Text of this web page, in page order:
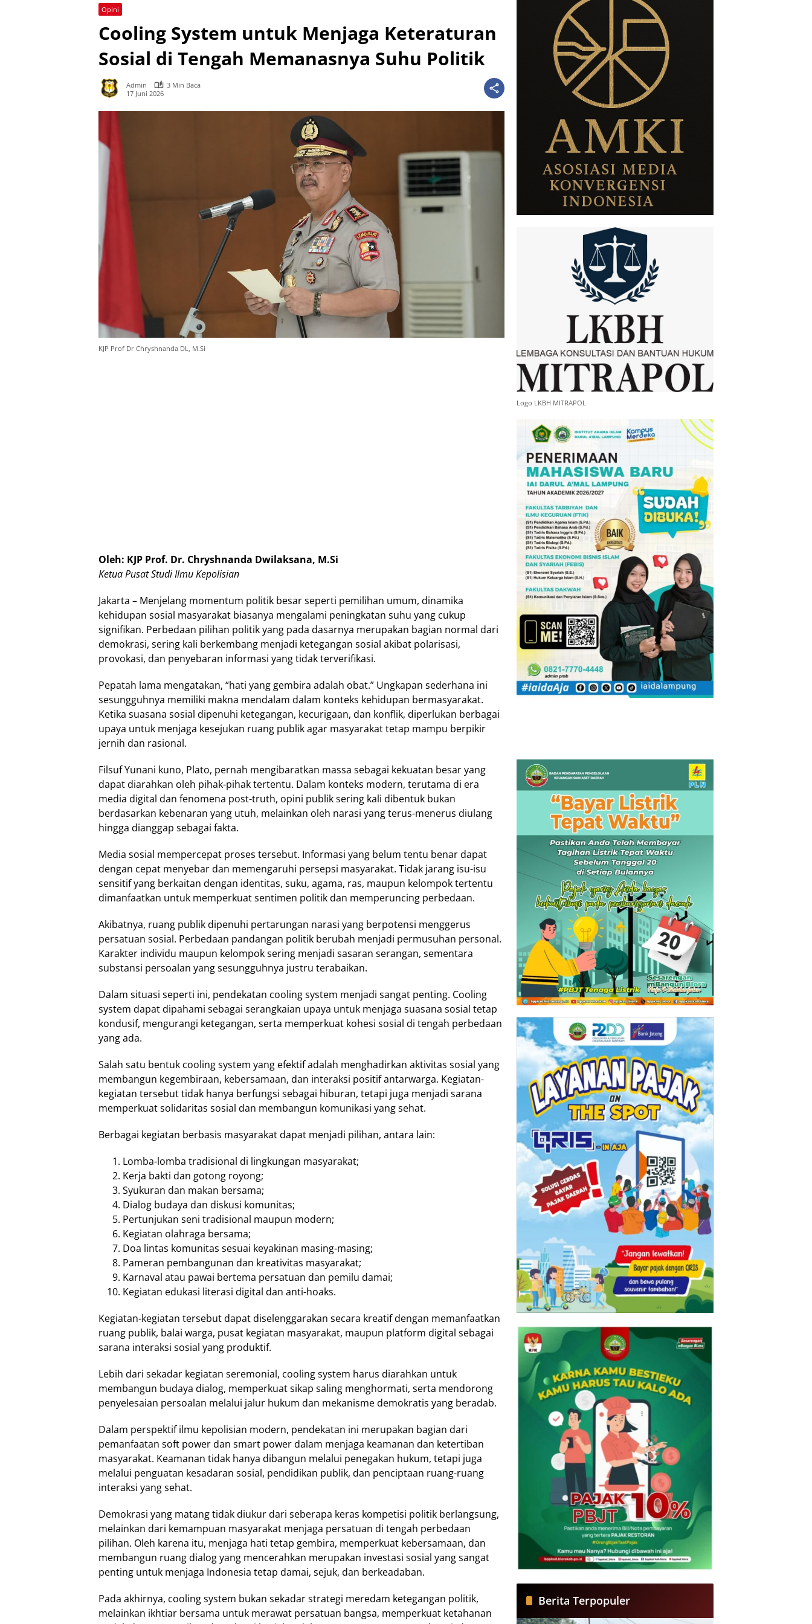
Opini
Cooling System untuk Menjaga Keteraturan
Sosial di Tengah Memanasnya Suhu Politik
Admin
3 Min Baca
17 Juni 2026
KJP Prof Dr Chryshnanda DL, M.Si
Oleh: KJP Prof. Dr. Chryshnanda Dwilaksana, M.Si
Ketua Pusat Studi Ilmu Kepolisian
Jakarta – Menjelang momentum politik besar seperti pemilihan umum, dinamika
kehidupan sosial masyarakat biasanya mengalami peningkatan suhu yang cukup
signifikan. Perbedaan pilihan politik yang pada dasarnya merupakan bagian normal dari
demokrasi, sering kali berkembang menjadi ketegangan sosial akibat polarisasi,
provokasi, dan penyebaran informasi yang tidak terverifikasi.
Pepatah lama mengatakan, “hati yang gembira adalah obat.” Ungkapan sederhana ini
sesungguhnya memiliki makna mendalam dalam konteks kehidupan bermasyarakat.
Ketika suasana sosial dipenuhi ketegangan, kecurigaan, dan konflik, diperlukan berbagai
upaya untuk menjaga kesejukan ruang publik agar masyarakat tetap mampu berpikir
jernih dan rasional.
Filsuf Yunani kuno, Plato, pernah mengibaratkan massa sebagai kekuatan besar yang
dapat diarahkan oleh pihak-pihak tertentu. Dalam konteks modern, terutama di era
media digital dan fenomena post-truth, opini publik sering kali dibentuk bukan
berdasarkan kebenaran yang utuh, melainkan oleh narasi yang terus-menerus diulang
hingga dianggap sebagai fakta.
Media sosial mempercepat proses tersebut. Informasi yang belum tentu benar dapat
dengan cepat menyebar dan memengaruhi persepsi masyarakat. Tidak jarang isu-isu
sensitif yang berkaitan dengan identitas, suku, agama, ras, maupun kelompok tertentu
dimanfaatkan untuk memperkuat sentimen politik dan memperuncing perbedaan.
Akibatnya, ruang publik dipenuhi pertarungan narasi yang berpotensi menggerus
persatuan sosial. Perbedaan pandangan politik berubah menjadi permusuhan personal.
Karakter individu maupun kelompok sering menjadi sasaran serangan, sementara
substansi persoalan yang sesungguhnya justru terabaikan.
Dalam situasi seperti ini, pendekatan cooling system menjadi sangat penting. Cooling
system dapat dipahami sebagai serangkaian upaya untuk menjaga suasana sosial tetap
kondusif, mengurangi ketegangan, serta memperkuat kohesi sosial di tengah perbedaan
yang ada.
Salah satu bentuk cooling system yang efektif adalah menghadirkan aktivitas sosial yang
membangun kegembiraan, kebersamaan, dan interaksi positif antarwarga. Kegiatan-
kegiatan tersebut tidak hanya berfungsi sebagai hiburan, tetapi juga menjadi sarana
memperkuat solidaritas sosial dan membangun komunikasi yang sehat.
Berbagai kegiatan berbasis masyarakat dapat menjadi pilihan, antara lain:
Lomba-lomba tradisional di lingkungan masyarakat;
Kerja bakti dan gotong royong;
Syukuran dan makan bersama;
Dialog budaya dan diskusi komunitas;
Pertunjukan seni tradisional maupun modern;
Kegiatan olahraga bersama;
Doa lintas komunitas sesuai keyakinan masing-masing;
Pameran pembangunan dan kreativitas masyarakat;
Karnaval atau pawai bertema persatuan dan pemilu damai;
Kegiatan edukasi literasi digital dan anti-hoaks.
Kegiatan-kegiatan tersebut dapat diselenggarakan secara kreatif dengan memanfaatkan
ruang publik, balai warga, pusat kegiatan masyarakat, maupun platform digital sebagai
sarana interaksi sosial yang produktif.
Lebih dari sekadar kegiatan seremonial, cooling system harus diarahkan untuk
membangun budaya dialog, memperkuat sikap saling menghormati, serta mendorong
penyelesaian persoalan melalui jalur hukum dan mekanisme demokratis yang beradab.
Dalam perspektif ilmu kepolisian modern, pendekatan ini merupakan bagian dari
pemanfaatan soft power dan smart power dalam menjaga keamanan dan ketertiban
masyarakat. Keamanan tidak hanya dibangun melalui penegakan hukum, tetapi juga
melalui penguatan kesadaran sosial, pendidikan publik, dan penciptaan ruang-ruang
interaksi yang sehat.
Demokrasi yang matang tidak diukur dari seberapa keras kompetisi politik berlangsung,
melainkan dari kemampuan masyarakat menjaga persatuan di tengah perbedaan
pilihan. Oleh karena itu, menjaga hati tetap gembira, memperkuat kebersamaan, dan
membangun ruang dialog yang mencerahkan merupakan investasi sosial yang sangat
penting untuk menjaga Indonesia tetap damai, sejuk, dan berkeadaban.
Pada akhirnya, cooling system bukan sekadar strategi meredam ketegangan politik,
melainkan ikhtiar bersama untuk merawat persatuan bangsa, memperkuat ketahanan
Logo LKBH MITRAPOL
Berita Terpopuler